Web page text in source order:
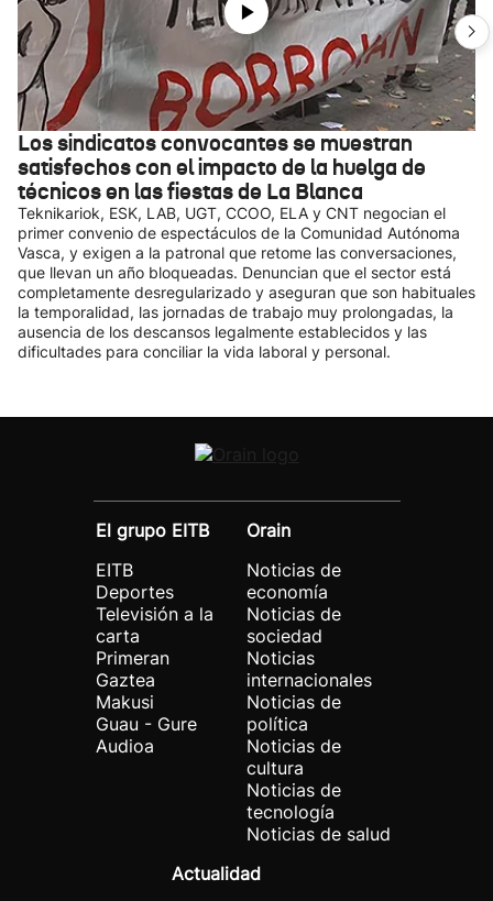
Los sindicatos convocantes se muestran
satisfechos con el impacto de la huelga de
técnicos en las fiestas de La Blanca
Teknikariok, ESK, LAB, UGT, CCOO, ELA y CNT negocian el
primer convenio de espectáculos de la Comunidad Autónoma
Vasca, y exigen a la patronal que retome las conversaciones,
que llevan un año bloqueadas. Denuncian que el sector está
completamente desregularizado y aseguran que son habituales
la temporalidad, las jornadas de trabajo muy prolongadas, la
ausencia de los descansos legalmente establecidos y las
dificultades para conciliar la vida laboral y personal.
El grupo EITB
EITB
Deportes
Televisión a la
carta
Primeran
Gaztea
Makusi
Guau - Gure
Audioa
Orain
Noticias de
economía
Noticias de
sociedad
Noticias
internacionales
Noticias de
política
Noticias de
cultura
Noticias de
tecnología
Noticias de salud
Actualidad